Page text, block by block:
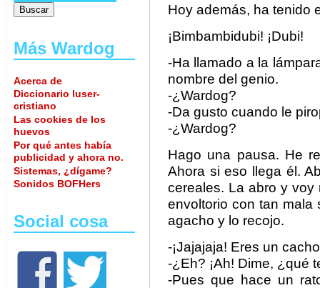
Más Wardog
Acerca de
Diccionario luser-
cristiano
Las cookies de los
huevos
Por qué antes había
publicidad y ahora no.
Sistemas, ¿dígame?
Sonidos BOFHers
Social cosa
Hoy además, ha tenido
¡Bimbambidubi! ¡Dubi!
-Ha llamado a la
nombre del genio.
-¿Wardog?
-Da gusto cuando le
-¿Wardog?
Hago una pausa. He
Ahora si eso llega él.
cereales. La abro y voy
envoltorio con tan mala
agacho y lo recojo.
-¡Jajajaja! Eres un
-¿Eh? ¡Ah! Dime, ¿qué
-Pues que hace un